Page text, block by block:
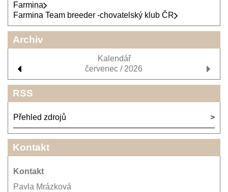
Farmina
Farmina Team breeder -chovatelský klub ČR
Archiv
Kalendář
červenec / 2026
RSS
Přehled zdrojů
Kontakt
Kontakt
Pavla Mrázková